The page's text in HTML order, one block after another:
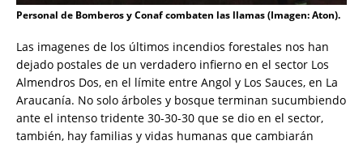
Personal de Bomberos y Conaf combaten las llamas (Imagen: Aton).
Las imagenes de los últimos incendios forestales nos han
dejado postales de un verdadero infierno en el sector Los
Almendros Dos, en el límite entre Angol y Los Sauces, en La
Araucanía. No solo árboles y bosque terminan sucumbiendo
ante el intenso tridente 30-30-30 que se dio en el sector,
también, hay familias y vidas humanas que cambiarán